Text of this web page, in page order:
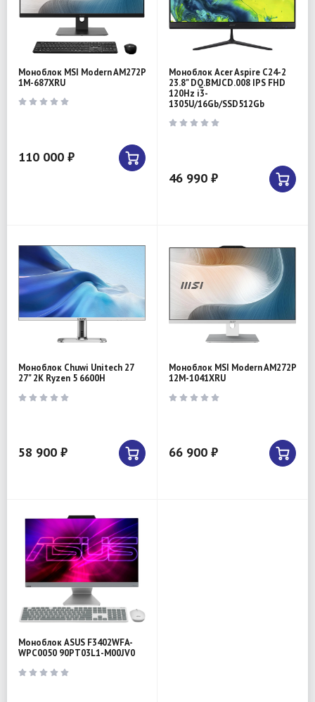
Моноблок MSI Modern AM272P
1M-687XRU
110 000 ₽
Моноблок Acer Aspire C24-2
23.8" DQ.BMJCD.008 IPS FHD
120Hz i3-
1305U/16Gb/SSD512Gb
46 990 ₽
Моноблок Chuwi Unitech 27
27" 2K Ryzen 5 6600H
58 900 ₽
Моноблок MSI Modern AM272P
12M-1041XRU
66 900 ₽
Моноблок ASUS F3402WFA-
WPC0050 90PT03L1-M00JV0